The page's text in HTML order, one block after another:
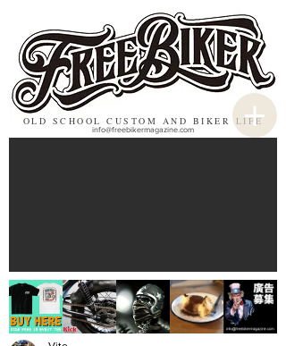
OLD SCHOOL CUSTOM AND BIKER LIFE
info@freebikermagazine.com